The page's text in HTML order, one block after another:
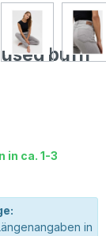
buffi
in ca. 1-3
in